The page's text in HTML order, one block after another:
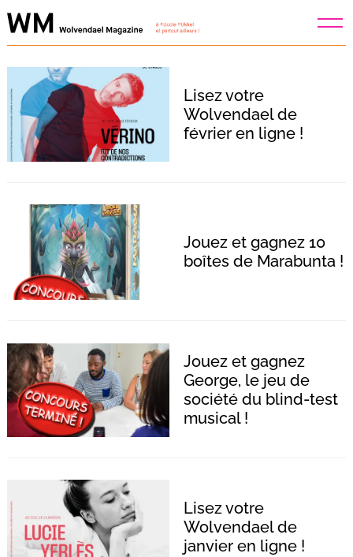
Skip
to
Lisez votre
Wolvendael de
février en ligne !
Jouez et gagnez 10
boîtes de Marabunta !
Jouez et gagnez
George, le jeu de
société du blind-test
musical !
Lisez votre
Wolvendael de
janvier en ligne !